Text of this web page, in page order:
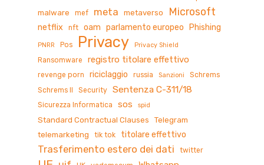
malware mef meta metaverso Microsoft
netflix nft oam parlamento europeo Phishing
PNRR Pos Privacy Privacy Shield
Ransomware registro titolare effettivo
revenge porn riciclaggio russia Sanzioni
Schrems
Schrems II
Security Sentenza C-311/18
Sicurezza Informatica sos spid
Standard Contractual Clauses
Telegram
telemarketing
tik tok titolare effettivo
Trasferimento estero dei dati twitter